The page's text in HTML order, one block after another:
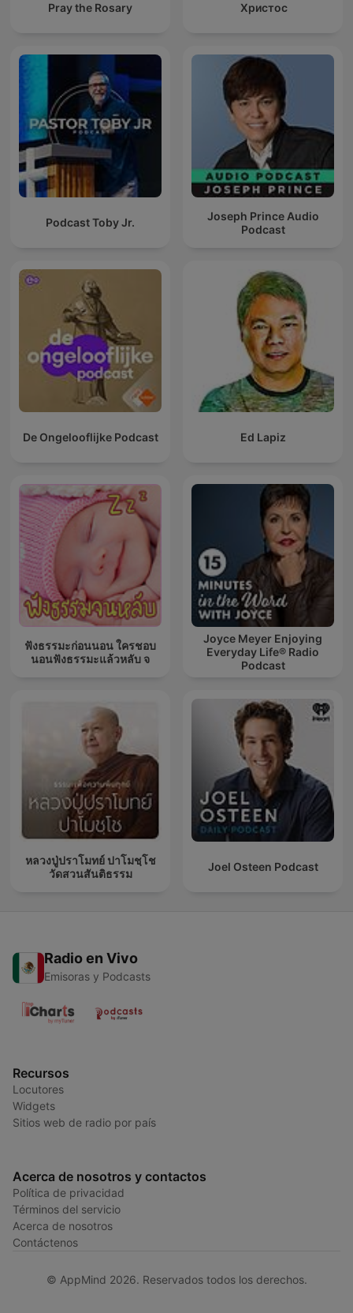
Pray the Rosary Христос
Podcast Toby Jr.
Joseph Prince Audio
Podcast
De Ongelooflijke Podcast Ed Lapiz
ฟังธรรมะก่อนนอน ใครชอบ
นอนฟังธรรมะแล้วหลับ จ
Joyce Meyer Enjoying
Everyday Life® Radio
Podcast
หลวงปู่ปราโมทย์ ปาโมชฺโช
วัดสวนสันติธรรม
Joel Osteen Podcast
Radio en Vivo
Emisoras y Podcasts
Recursos
Locutores
Widgets
Sitios web de radio por país
Acerca de nosotros y contactos
Política de privacidad
Términos del servicio
Acerca de nosotros
Contáctenos
© AppMind 2026. Reservados todos los derechos.